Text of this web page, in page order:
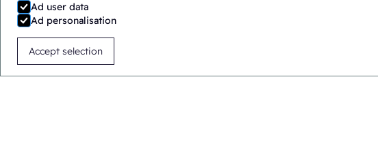
Ad user data
Ad personalisation
Accept selection